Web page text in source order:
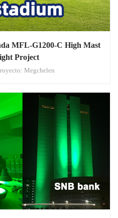
MFL-G1200-C High Mast
Project
Megchelen